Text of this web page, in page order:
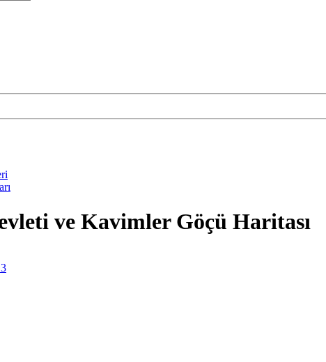
ve Kavimler Göçü Haritası